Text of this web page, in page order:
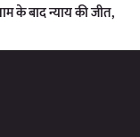
के बाद न्याय की जीत,